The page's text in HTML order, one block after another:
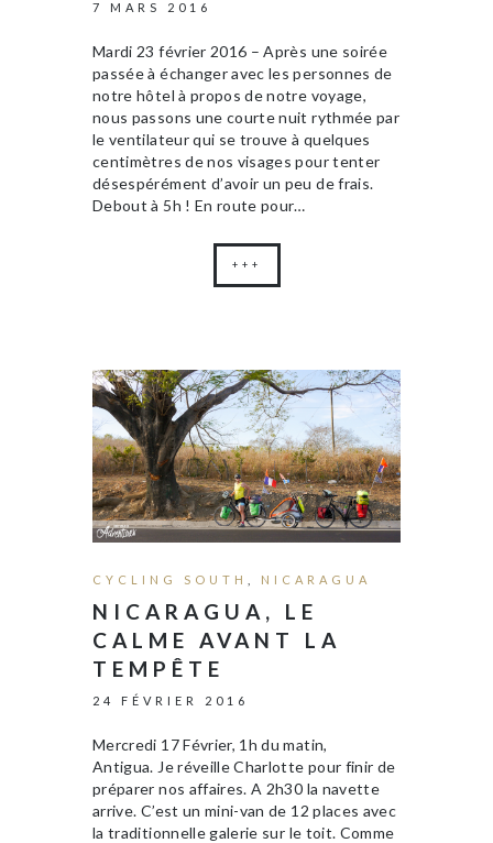
7 MARS 2016
Mardi 23 février 2016 – Après une soirée
passée à échanger avec les personnes de
notre hôtel à propos de notre voyage,
nous passons une courte nuit rythmée par
le ventilateur qui se trouve à quelques
centimètres de nos visages pour tenter
désespérément d’avoir un peu de frais.
Debout à 5h ! En route pour…
+++
CYCLING SOUTH NICARAGUA
NICARAGUA, LE
CALME AVANT LA
TEMPÊTE
24 FÉVRIER 2016
Mercredi 17 Février, 1h du matin,
Antigua. Je réveille Charlotte pour finir de
préparer nos affaires. A 2h30 la navette
arrive. C’est un mini-van de 12 places avec
la traditionnelle galerie sur le toit. Comme